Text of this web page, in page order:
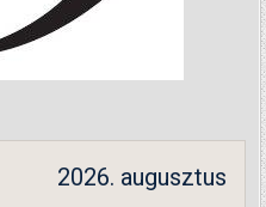
2026. augusztus